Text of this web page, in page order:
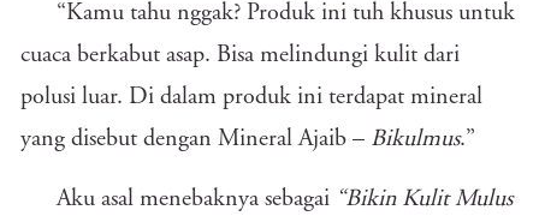
“Kamu tahu nggak? Produk ini tuh khusus untuk
cuaca berkabut asap. Bisa melindungi kulit dari
polusi luar. Di dalam produk ini terdapat mineral
yang disebut dengan Mineral Ajaib – Bikulmus.”
Aku asal menebaknya sebagai “Bikin Kulit Mulus